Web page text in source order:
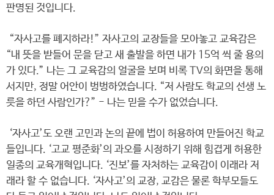
판명된 것입니다.
“자사고를 폐지하라!” 자사고의 교장들을 모아놓고 교육감은
“내 뜻을 받들어 문을 닫고 새 출발을 하면 내가 15억 씩 줄 용의
가 있다.” 나는 그 교육감의 얼굴을 보며 비록 TV의 화면을 통해
서지만, 정말 어안이 벙벙하였습니다. “저 사람도 학교의 선생 노
릇을 하던 사람인가?” - 나는 믿을 수가 없었습니다.
‘자사고’도 오랜 고민과 논의 끝에 법이 허용하여 만들어진 학교
들입니다. ‘고교 평준화’의 과오를 시정하기 위해 힘겹게 허용한
일종의 교육개혁입니다. ‘진보’를 자처하는 교육감이 이래라 저
래라 할 수 없습니다. ‘자사고’의 교장, 교감은 물론 학부모들도